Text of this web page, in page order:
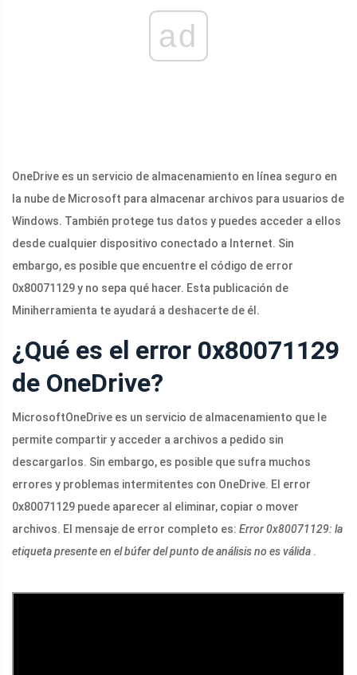
ad
OneDrive es un servicio de almacenamiento en línea seguro en
la nube de Microsoft para almacenar archivos para usuarios de
Windows. También protege tus datos y puedes acceder a ellos
desde cualquier dispositivo conectado a Internet. Sin
embargo, es posible que encuentre el código de error
0x80071129 y no sepa qué hacer. Esta publicación de
Miniherramienta te ayudará a deshacerte de él.
¿Qué es el error 0x80071129
de OneDrive?
MicrosoftOneDrive es un servicio de almacenamiento que le
permite compartir y acceder a archivos a pedido sin
descargarlos. Sin embargo, es posible que sufra muchos
errores y problemas intermitentes con OneDrive. El error
0x80071129 puede aparecer al eliminar, copiar o mover
archivos. El mensaje de error completo es: Error 0x80071129: la
etiqueta presente en el búfer del punto de análisis no es válida .